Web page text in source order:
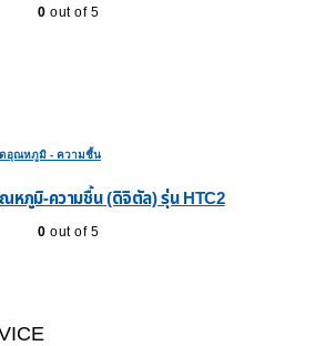
0 out of 5
ดอุณหภูมิ - ความชื้น
หภูมิ-ความชื้น (ดิจิตัล) รุ่น HTC2
0 out of 5